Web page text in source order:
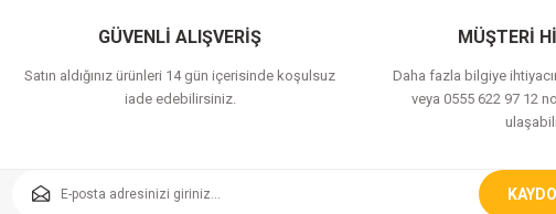
GÜVENLİ ALIŞVERİŞ
Satın aldığınız ürünleri 14 gün içerisinde koşulsuz
iade edebilirsiniz.
MÜŞTERİ
Daha fazla bilgiye
veya 0555 622 97 12